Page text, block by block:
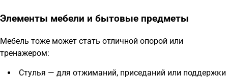
Элементы мебели и бытовые предметы
Мебель тоже может стать отличной опорой или
тренажером:
Стулья — для отжиманий, приседаний или поддержки